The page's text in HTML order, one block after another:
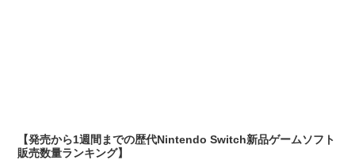
【発売から1週間までの歴代Nintendo Switch新品ゲームソフト
販売数量ランキング】